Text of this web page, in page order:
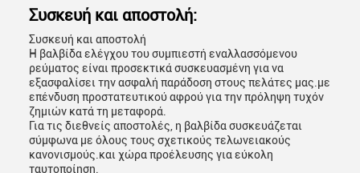
Συσκευή και αποστολή:
Συσκευή και αποστολή
Η βαλβίδα ελέγχου του συμπιεστή εναλλασσόμενου
ρεύματος είναι προσεκτικά συσκευασμένη για να
εξασφαλίσει την ασφαλή παράδοση στους πελάτες μας.με
επένδυση προστατευτικού αφρού για την πρόληψη τυχόν
ζημιών κατά τη μεταφορά.
Για τις διεθνείς αποστολές, η βαλβίδα συσκευάζεται
σύμφωνα με όλους τους σχετικούς τελωνειακούς
κανονισμούς.και χώρα προέλευσης για εύκολη
ταυτοποίηση.